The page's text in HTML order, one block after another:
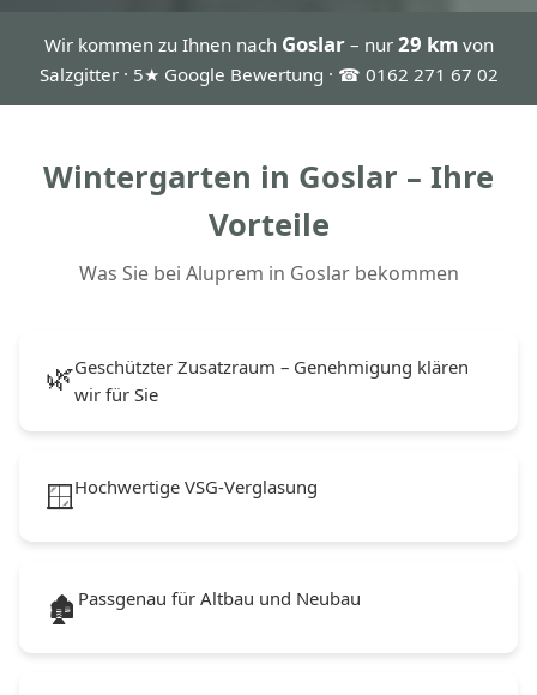
Wir kommen zu Ihnen nach Goslar– nur 29 kmvon
Salzgitter · 5★ Google Bewertung · ☎ 0162 271 67 02
Wintergarten in Goslar – Ihre
Vorteile
Was Sie bei Aluprem in Goslar bekommen
🌿Geschützter Zusatzraum – Genehmigung klären
wir für Sie
🪟Hochwertige VSG-Verglasung
🏚️ Passgenau für Altbau und Neubau